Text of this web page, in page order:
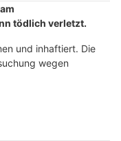
tödlich verletzt.
und inhaftiert. Die
wegen